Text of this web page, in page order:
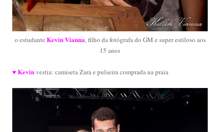
o estudante Kevin Vianna, filho da fotógrafa do GM e super estiloso aos
15 anos
♥ Kevinvestia: camiseta Zara e pulseira comprada na praia